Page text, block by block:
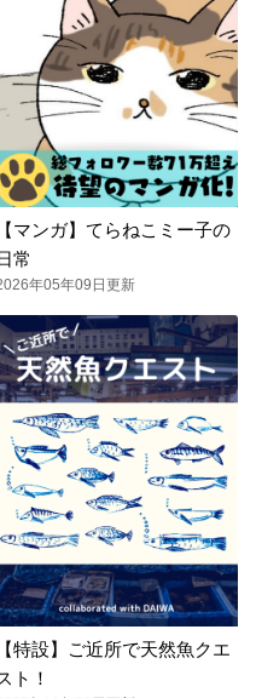
【マンガ】てらねこミー子の
常
年05年09日更新
【特設】ご近所で天然魚クエ
ト！